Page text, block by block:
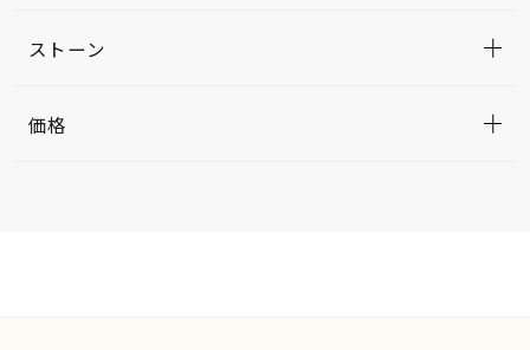
ストーン
価格